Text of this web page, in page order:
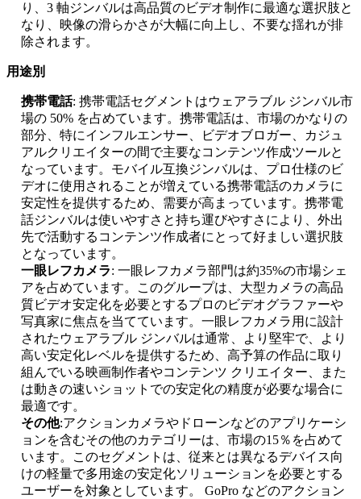
り、3 軸ジンバルは高品質のビデオ制作に最適な選択肢と
なり、映像の滑らかさが大幅に向上し、不要な揺れが排
除されます。
用途別
携帯電話: 携帯電話セグメントはウェアラブル ジンバル市
場の 50% を占めています。携帯電話は、市場のかなりの
部分、特にインフルエンサー、ビデオブロガー、カジュ
アルクリエイターの間で主要なコンテンツ作成ツールと
なっています。モバイル互換ジンバルは、プロ仕様のビ
デオに使用されることが増えている携帯電話のカメラに
安定性を提供するため、需要が高まっています。携帯電
話ジンバルは使いやすさと持ち運びやすさにより、外出
先で活動するコンテンツ作成者にとって好ましい選択肢
となっています。
一眼レフカメラ: 一眼レフカメラ部門は約35%の市場シェ
アを占めています。このグループは、大型カメラの高品
質ビデオ安定化を必要とするプロのビデオグラファーや
写真家に焦点を当てています。一眼レフカメラ用に設計
されたウェアラブル ジンバルは通常、より堅牢で、より
高い安定化レベルを提供するため、高予算の作品に取り
組んでいる映画制作者やコンテンツ クリエイター、また
は動きの速いショットでの安定化の精度が必要な場合に
最適です。
その他:アクションカメラやドローンなどのアプリケーシ
ョンを含むその他のカテゴリーは、市場の15％を占めて
います。このセグメントは、従来とは異なるデバイス向
けの軽量で多用途の安定化ソリューションを必要とする
ユーザーを対象としています。 GoPro などのアクション